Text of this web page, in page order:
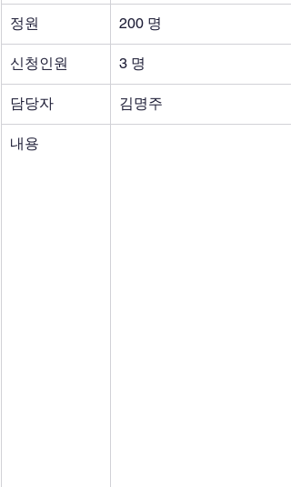
정원 200 명
신청인원 3 명
담당자 김명주
내용